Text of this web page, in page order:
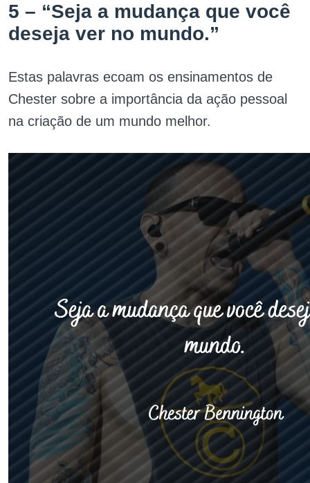
5 – “Seja a mudança que você
deseja ver no mundo.”
Estas palavras ecoam os ensinamentos de
Chester sobre a importância da ação pessoal
na criação de um mundo melhor.